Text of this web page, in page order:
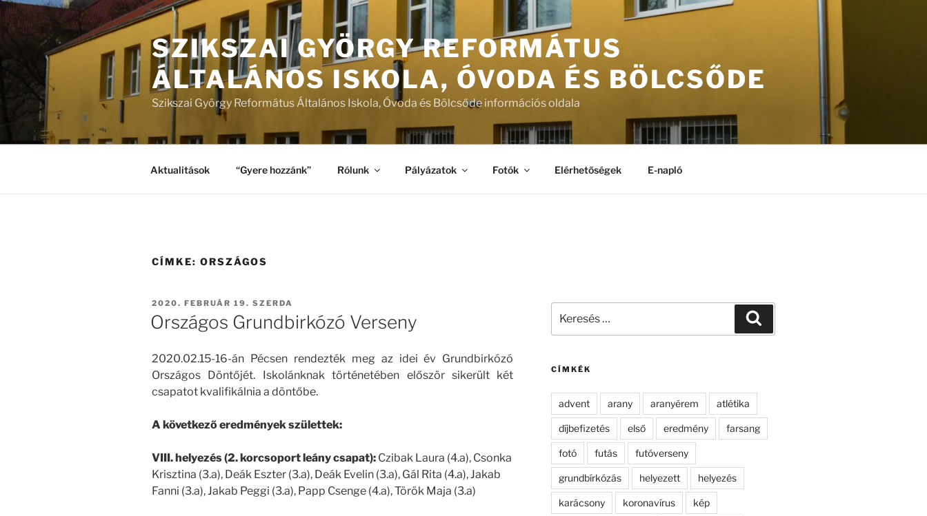
Tartalomhoz
SZIKSZAI GYÖRGY REFORMÁTUS
ÁLTALÁNOS ISKOLA, ÓVODA ÉS BÖLCSŐDE
Szikszai György Református Általános Iskola, Óvoda és Bölcsőde információs oldala
Aktualitások “Gyere hozzánk” Rólunk Pályázatok Fotók Elérhetőségek E-napló
CÍMKE: ORSZÁGOS
BEKÜLDVE:
2020. FEBRUÁR 19. SZERDA
Országos Grundbirkózó Verseny
2020.02.15-16-án Pécsen rendezték meg az idei év Grundbirkózó
Országos Döntőjét. Iskolánknak történetében először sikerült két
csapatot kvalifikálnia a döntőbe.
A következő eredmények születtek:
VIII. helyezés (2. korcsoport leány csapat): Czibak Laura (4.a), Csonka
Krisztina (3.a), Deák Eszter (3.a), Deák Evelin (3.a), Gál Rita (4.a), Jakab
Fanni (3.a), Jakab Peggi (3.a), Papp Csenge (4.a), Török Maja (3.a)
következő
CÍMKÉK
advent arany aranyérem atlétika
díjbefizetés első eredmény farsang
fotó futás futóverseny
grundbírkózás helyezett helyezés
karácsony koronavírus kép